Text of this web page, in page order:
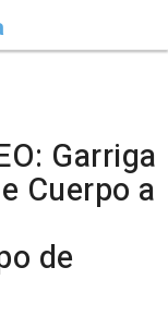
Garriga
Cuerpo a
de